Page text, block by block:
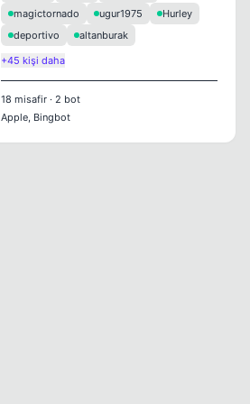
magictornado
ugur1975
Hurley
deportivo
altanburak
+45 kişi daha
18 misafir · 2 bot
Apple, Bingbot